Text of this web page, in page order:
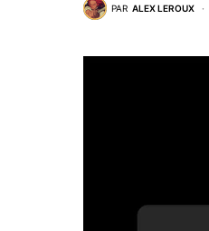
PAR ALEX LEROUX